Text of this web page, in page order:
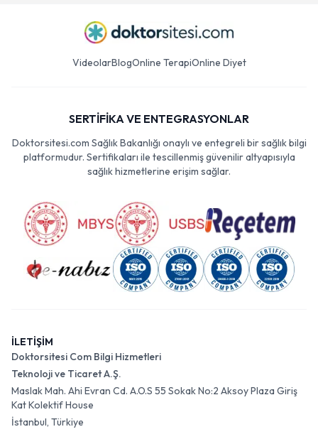
VideolarBlogOnline TerapiOnline Diyet
SERTİFİKA VE ENTEGRASYONLAR
Doktorsitesi.com Sağlık Bakanlığı onaylı ve entegreli bir sağlık bilgi
platformudur. Sertifikaları ile tescillenmiş güvenilir altyapısıyla
sağlık hizmetlerine erişim sağlar.
İLETİŞİM
Doktorsitesi Com Bilgi Hizmetleri
Teknoloji ve Ticaret A.Ş.
Maslak Mah. Ahi Evran Cd. A.O.S 55 Sokak No:2 Aksoy Plaza Giriş
Kat Kolektif House
İstanbul, Türkiye